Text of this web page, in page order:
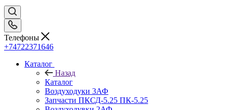
Телефоны
+74722371646
Каталог
Назад
Каталог
Воздуходуки 3АФ
Запчасти ПКСД-5.25 ПК-5.25